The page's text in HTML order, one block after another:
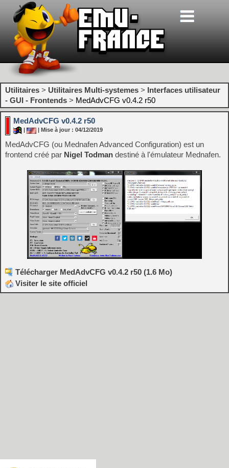
Utilitaires > Utilitaires Multi-systemes > Interfaces utilisateur
- GUI - Frontends > MedAdvCFG v0.4.2 r50
MedAdvCFG v0.4.2 r50
| Mise à jour : 04/12/2019
MedAdvCFG (ou Mednafen Advanced Configuration) est un
frontend créé par Nigel Todman destiné à l'émulateur Mednafen.
Télécharger MedAdvCFG v0.4.2 r50 (1.6 Mo)
Visiter le site officiel